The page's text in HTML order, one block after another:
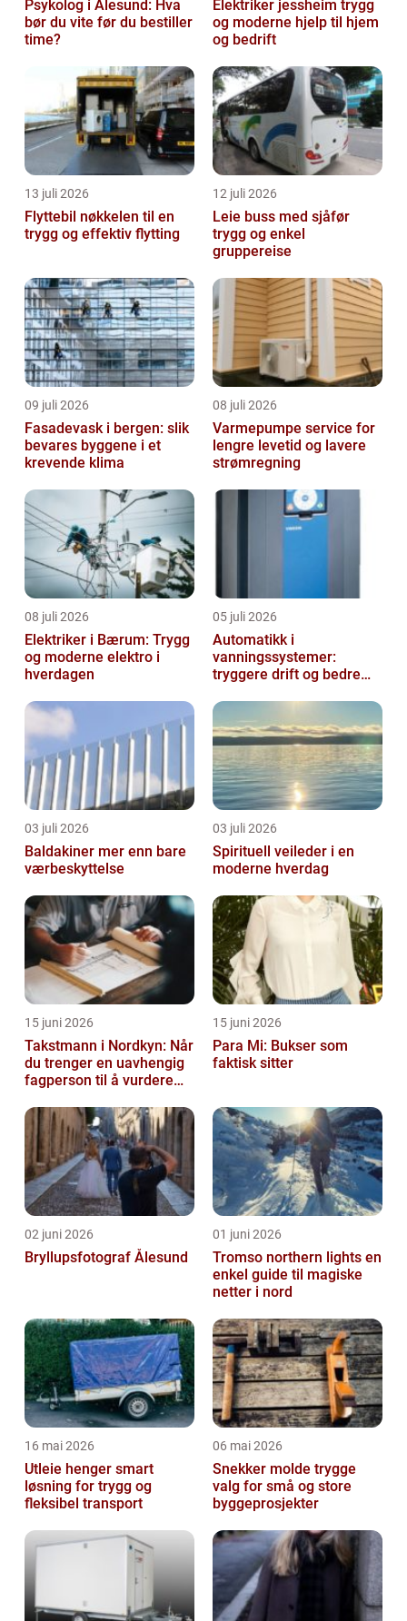
Psykolog i Ålesund: Hva
bør du vite før du bestiller
time?
Elektriker jessheim trygg
og moderne hjelp til hjem
og bedrift
13 juli 2026
Flyttebil nøkkelen til en
trygg og effektiv flytting
12 juli 2026
Leie buss med sjåfør
trygg og enkel
gruppereise
09 juli 2026
Fasadevask i bergen: slik
bevares byggene i et
krevende klima
08 juli 2026
Varmepumpe service for
lengre levetid og lavere
strømregning
08 juli 2026
Elektriker i Bærum: Trygg
og moderne elektro i
hverdagen
05 juli 2026
Automatikk i
vanningssystemer:
tryggere drift og bedre
03 juli 2026
Baldakiner mer enn bare
værbeskyttelse
03 juli 2026
Spirituell veileder i en
moderne hverdag
15 juni 2026
Takstmann i Nordkyn: Når
du trenger en uavhengig
fagperson til å vurdere
15 juni 2026
Para Mi: Bukser som
faktisk sitter
02 juni 2026
Bryllupsfotograf Ålesund
01 juni 2026
Tromso northern lights en
enkel guide til magiske
netter i nord
16 mai 2026
Utleie henger smart
løsning for trygg og
fleksibel transport
06 mai 2026
Snekker molde trygge
valg for små og store
byggeprosjekter